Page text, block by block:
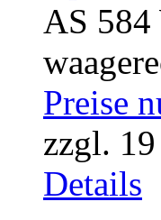
AS 584
Preise
zzgl.
Details